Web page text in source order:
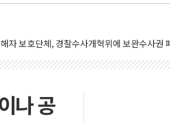
탄도미사일 공격에 속수무책… 패트리엇 미사
한 지령" 설교한 목사 불구속 송치
절기상 '입추'에 폭염 절정…서울 한낮 39도
밸리 공장 옥상서 불…30여분 만에 진화
나 공